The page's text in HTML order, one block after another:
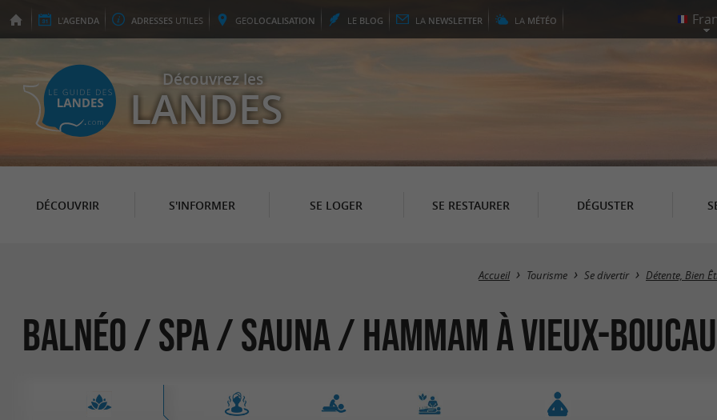
L'AGENDA ADRESSES UTILES GEOLOCALISATION LE BLOG LA NEWSLETTER LA MÉTÉO
Découvrez les
LANDES
DÉCOUVRIR S'INFORMER SE LOGER SE RESTAURER DÉGUSTER
Accueil Tourisme Se divertir Détente, Bien
Balnéo / Spa / Sauna / Hammam à Vieux-